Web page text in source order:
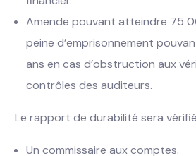
Amende pouvant atteindre 75
peine d’emprisonnement
ans en cas d’obstruction aux
contrôles des auditeurs.
Le rapport de durabilité sera
Un commissaire aux comptes.